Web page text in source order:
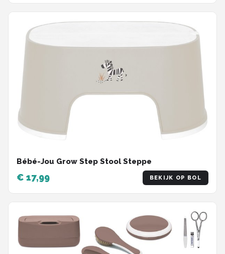
Bébé-Jou Grow Step Stool Steppe
€ 17,99 BEKIJK OP BOL